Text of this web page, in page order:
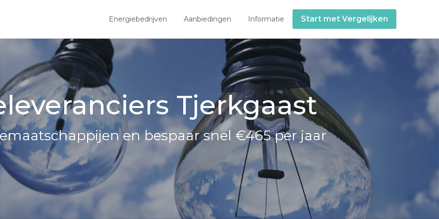
Energiebedrijven Aanbiedingen Informatie Start met Vergelijken
Tjerkgaast
en bespaar snel €465 per jaar